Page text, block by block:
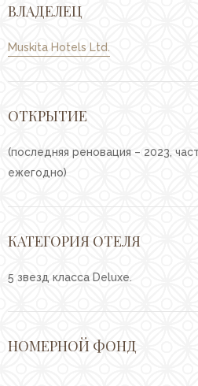
привилегии
Gift cards
Follow us
ВЛАДЕЛЕЦ
Muskita Hotels Ltd.
ОТКРЫТИЕ
(последняя реновация – 2023,
ежегодно)
КАТЕГОРИЯ ОТЕЛЯ
5 звезд класса Deluxe.
НОМЕРНОЙ ФОНД